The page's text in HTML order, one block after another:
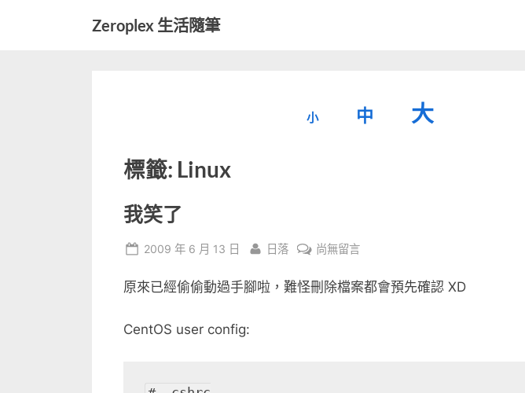
Zeroplex 生活隨筆
小
小中
重大
標籤: Linux
我笑了
Posted
2009 年 6 月 13 日 By
日落
在
笑
尚無留言
原來已經偷偷動過手腳啦，難怪刪除檔案都會預先確認 XD
CentOS user config: